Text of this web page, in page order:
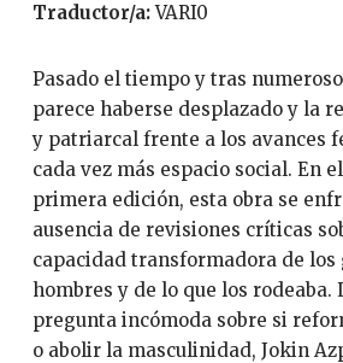
Traductor/a: VARI0
Pasado el tiempo y tras numerosos debates, el foco
parece haberse desplazado y la
y patriarcal frente a los avances
cada vez más espacio social. En
primera edición, esta obra se
ausencia de revisiones críticas
capacidad transformadora de los
hombres y de lo que los rodeaba.
pregunta incómoda sobre si
o abolir la masculinidad, Jokin